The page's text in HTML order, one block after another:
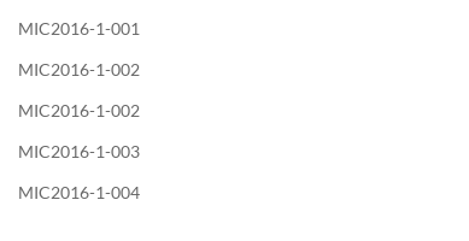
MIC2016-1-001
MIC2016-1-002
MIC2016-1-002
MIC2016-1-003
MIC2016-1-004